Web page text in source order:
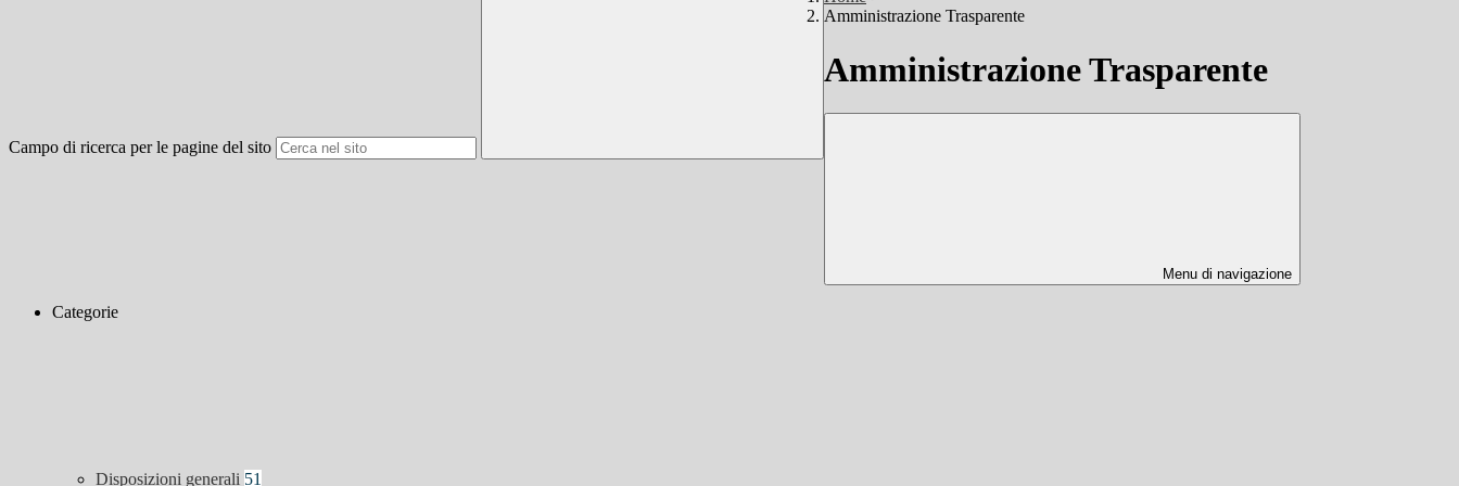
Campo di ricerca per le pagine del sito
Amministrazione Trasparente
Amministrazione Trasparente
Menu di navigazione
Categorie
Disposizioni generali 51